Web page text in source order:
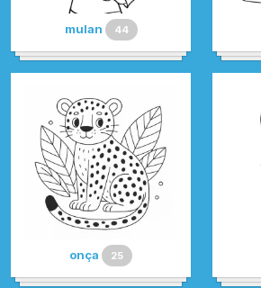
mulan 44
onça 25